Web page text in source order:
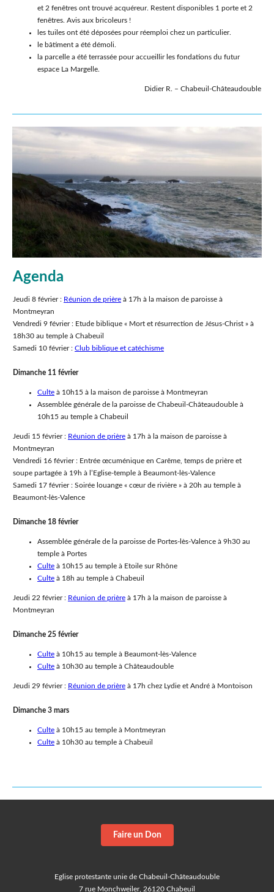
et 2 fenêtres ont trouvé acquéreur. Restent disponibles 1 porte et 2
fenêtres. Avis aux bricoleurs !
les tuiles ont été déposées pour réemploi chez un particulier.
le bâtiment a été démoli.
la parcelle a été terrassée pour accueillir les fondations du futur
espace La Margelle.
Didier R. – Chabeuil-Châteaudouble
Agenda
Jeudi 8 février : Réunion de prière à 17h à la maison de paroisse à
Montmeyran
Vendredi 9 février : Etude biblique « Mort et résurrection de Jésus-Christ » à
18h30 au temple à Chabeuil
Samedi 10 février : Club biblique et catéchisme
Dimanche 11 février
Culte à 10h15 à la maison de paroisse à Montmeyran
Assemblée générale de la paroisse de Chabeuil-Châteaudouble à
10h15 au temple à Chabeuil
Jeudi 15 février : Réunion de prière à 17h à la maison de paroisse à
Montmeyran
Vendredi 16 février : Entrée œcuménique en Carême, temps de prière et
soupe partagée à 19h à l’Eglise-temple à Beaumont-lès-Valence
Samedi 17 février : Soirée louange « cœur de rivière » à 20h au temple à
Beaumont-lès-Valence
Dimanche 18 février
Assemblée générale de la paroisse de Portes-lès-Valence à 9h30 au
temple à Portes
Culte à 10h15 au temple à Etoile sur Rhône
Culte à 18h au temple à Chabeuil
Jeudi 22 février : Réunion de prière à 17h à la maison de paroisse à
Montmeyran
Dimanche 25 février
Culte à 10h15 au temple à Beaumont-lès-Valence
Culte à 10h30 au temple à Châteaudouble
Jeudi 29 février : Réunion de prière à 17h chez Lydie et André à Montoison
Dimanche 3 mars
Culte à 10h15 au temple à Montmeyran
Culte à 10h30 au temple à Chabeuil
Faire un Don
Eglise protestante unie de Chabeuil-Châteaudouble
7 rue Monchweiler, 26120 Chabeuil